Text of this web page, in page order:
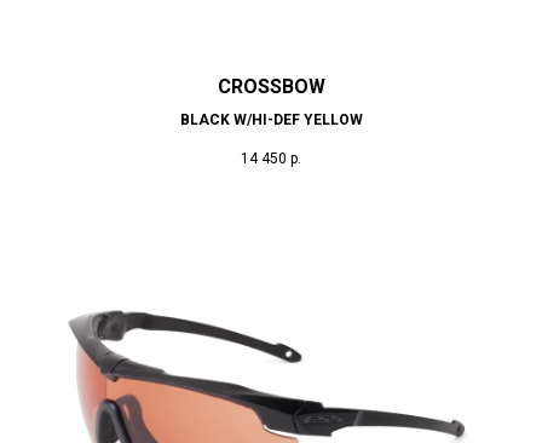
CROSSBOW
BLACK W/HI-DEF YELLOW
14 450 р.